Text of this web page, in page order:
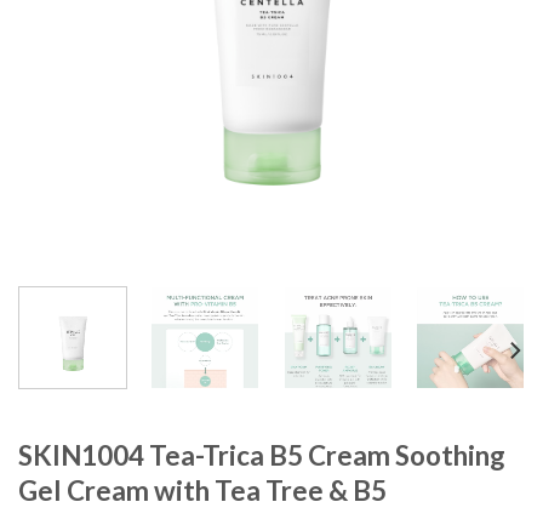
SKIN1004 Tea-Trica B5 Cream Soothing
Gel Cream with Tea Tree & B5